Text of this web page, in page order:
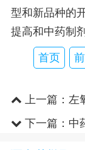
型和新品种的
提高和中药制
首页
上一篇： 左
下一篇： 中